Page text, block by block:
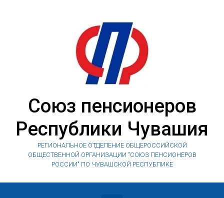
Союз пенсионеров
Республики Чувашия
РЕГИОНАЛЬНОЕ ОТДЕЛЕНИЕ ОБЩЕРОССИЙСКОЙ
ОБЩЕСТВЕННОЙ ОРГАНИЗАЦИИ "СОЮЗ ПЕНСИОНЕРОВ
РОССИИ" ПО ЧУВАШСКОЙ РЕСПУБЛИКЕ